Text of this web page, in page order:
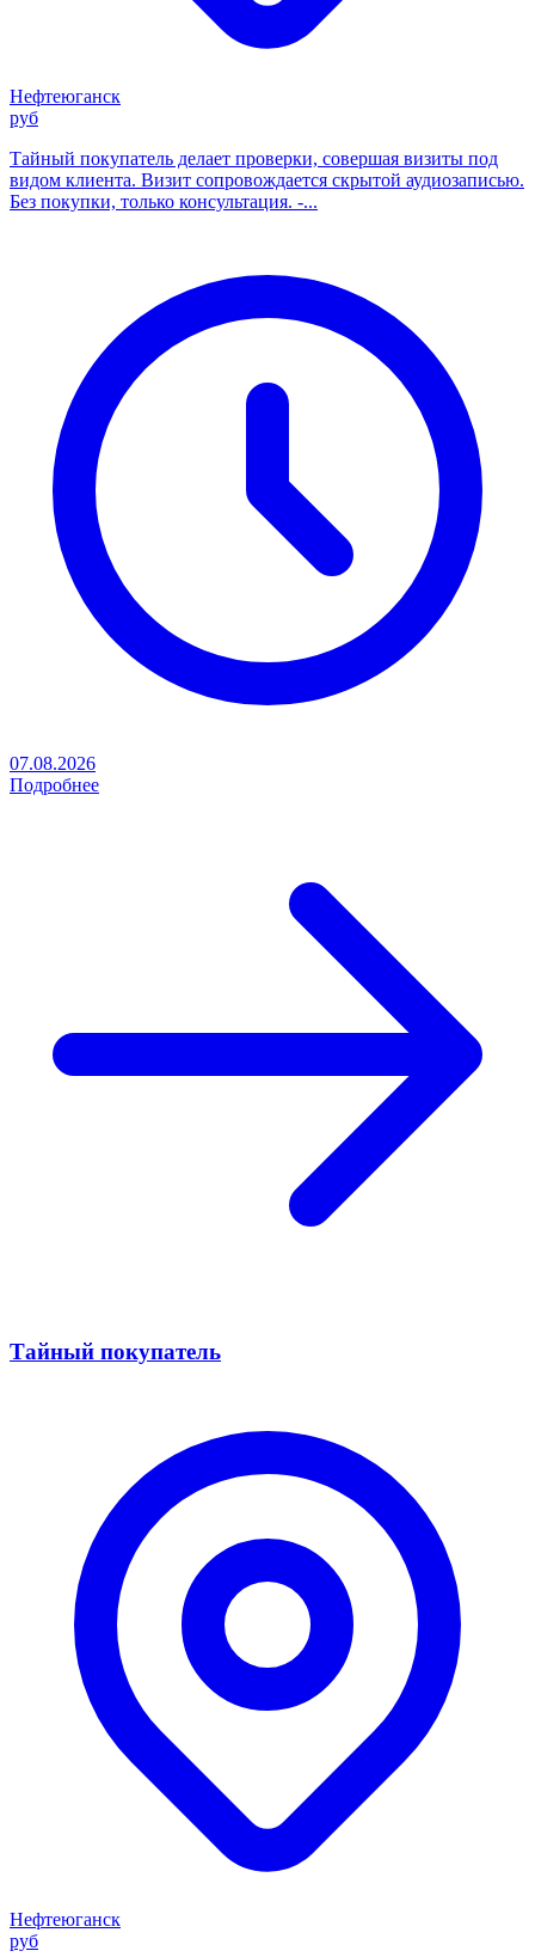
Нефтеюганск
руб
Тайный покупатель делает проверки, совершая визиты под
видом клиента. Визит сопровождается скрытой аудиозаписью.
Без покупки, только консультация. -...
07.08.2026
Подробнее
Тайный покупатель
Нефтеюганск
руб